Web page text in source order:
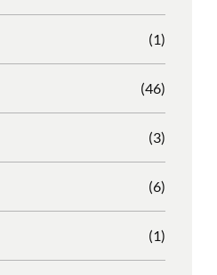
(1)
(46)
(3)
(6)
(1)